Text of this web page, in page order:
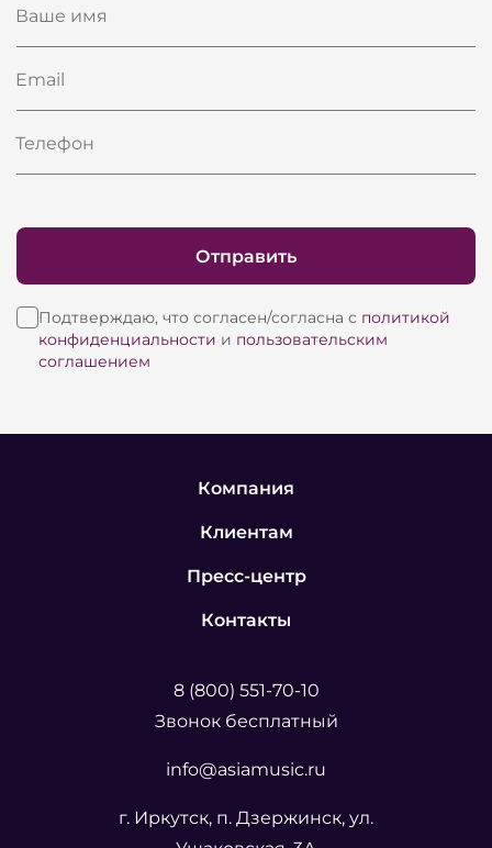
Eurosound ACE звучание вплотную
приближается к звучанию концертных систем.
Ваше имя
Email
Телефон
Подтверждаю, что согласен/согласна с политикой
конфиденциальности и пользовательским
соглашением
Отправить
Компания
Клиентам
Пресс-центр
Контакты
8 (800) 551-70-10
Звонок бесплатный
info@asiamusic.ru
г. Иркутск, п. Дзержинск, ул.